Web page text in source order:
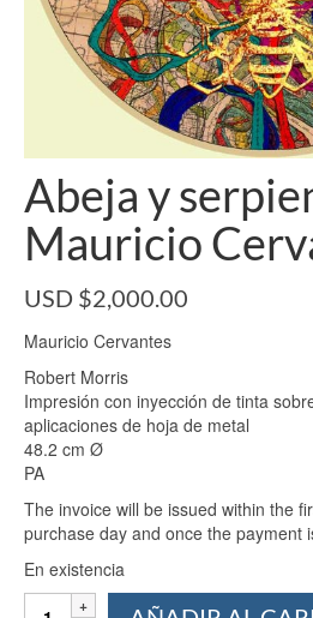
Abeja y
Mauricio
USD $2,000.00
Mauricio Cervantes
Robert Morris
Impresión con inyección de tinta
aplicaciones de hoja de metal
48.2 cm Ø
PA
The invoice will be issued within the
purchase day and once the payment
En existencia